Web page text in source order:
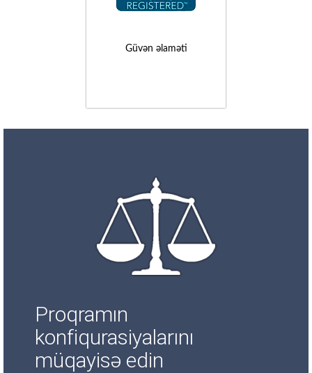
Güvən əlaməti
Proqramın
konfiqurasiyalarını
müqayisə edin